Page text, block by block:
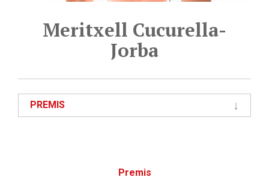
Meritxell Cucurella-
Jorba
PREMIS
Premis